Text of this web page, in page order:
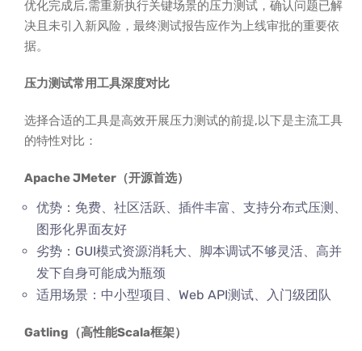
优化完成后,需重新执行关键场景的压力测试，确认问题已解
决且未引入新风险，最终测试报告应作为上线审批的重要依
据。
压力测试常用工具深度对比
选择合适的工具是高效开展压力测试的前提,以下是主流工具
的特性对比：
Apache JMeter（开源首选）
优势：免费、社区活跃、插件丰富、支持分布式压测、
图形化界面友好
劣势：GUI模式资源消耗大、脚本调试不够灵活、高并
发下自身可能成为瓶颈
适用场景：中小型项目、Web API测试、入门级团队
Gatling（高性能Scala框架）